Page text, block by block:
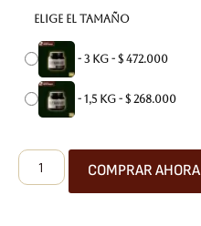
Elige el tamaño
- 3 Kg - $ 472.000
- 1,5 Kg - $ 268.000
COMPRAR AHORA